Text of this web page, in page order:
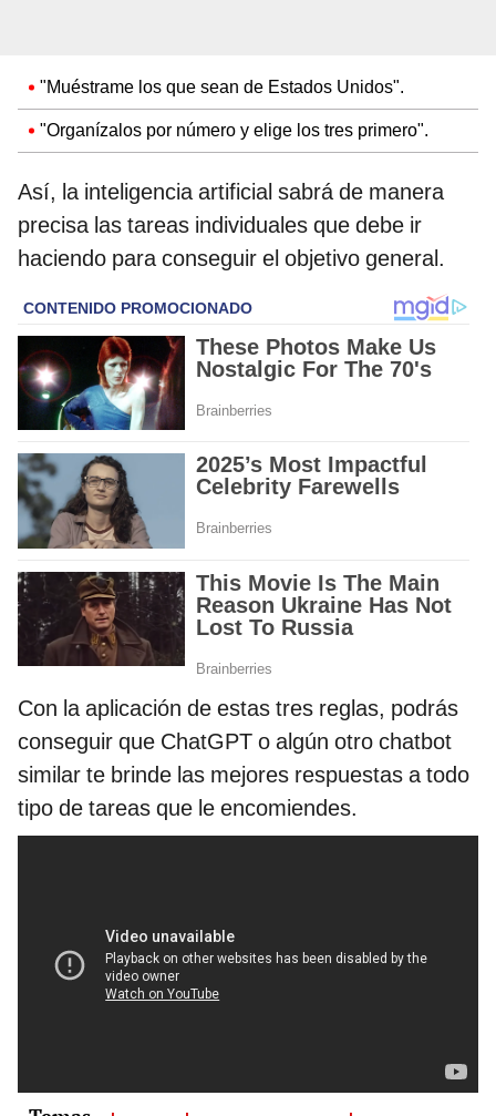
"Muéstrame los que sean de Estados Unidos".
"Organízalos por número y elige los tres primero".
Así, la inteligencia artificial sabrá de manera
precisa las tareas individuales que debe ir
haciendo para conseguir el objetivo general.
Con la aplicación de estas tres reglas, podrás
conseguir que ChatGPT o algún otro chatbot
similar te brinde las mejores respuestas a todo
tipo de tareas que le encomiendes.